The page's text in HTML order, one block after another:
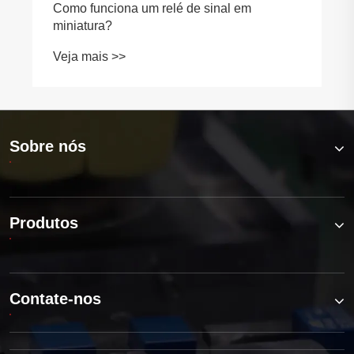
Como funciona um relé de sinal em
miniatura?
Veja mais >>
Sobre nós
Produtos
Contate-nos